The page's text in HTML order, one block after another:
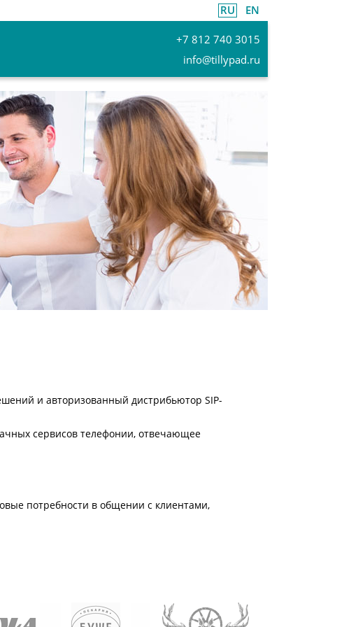
EN
RU
info@tillypad.ru
+7 812 740 3015
и авторизованный дистрибьютор SIP-
сервисов телефонии, отвечающее
потребности в общении с клиентами,